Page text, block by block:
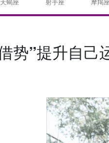
势”提升自己